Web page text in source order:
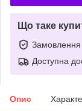
Що таке
Замовлення
Доступна
Опис